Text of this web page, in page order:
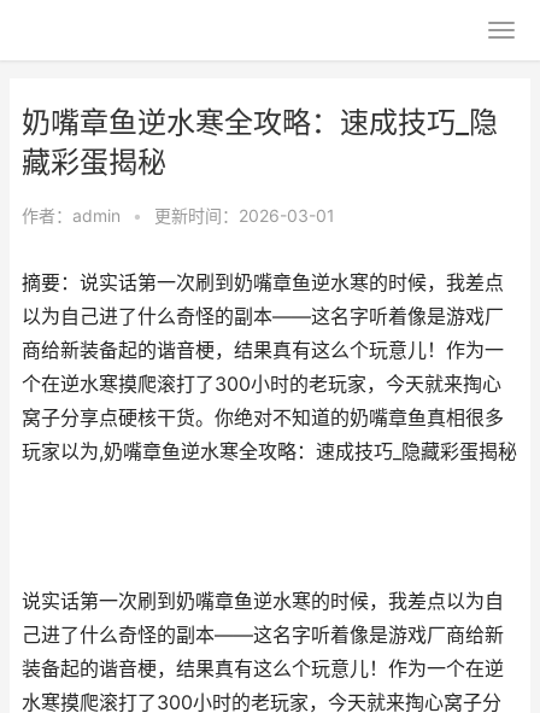
奶嘴章鱼逆水寒全攻略：速成技巧_隐
藏彩蛋揭秘
作者： admin • 更新时间：2026-03-01
摘要：说实话第一次刷到奶嘴章鱼逆水寒的时候，我差点
以为自己进了什么奇怪的副本——这名字听着像是游戏厂
商给新装备起的谐音梗，结果真有这么个玩意儿！作为一
个在逆水寒摸爬滚打了300小时的老玩家，今天就来掏心
窝子分享点硬核干货。你绝对不知道的奶嘴章鱼真相很多
玩家以为,奶嘴章鱼逆水寒全攻略：速成技巧_隐藏彩蛋揭秘
说实话第一次刷到奶嘴章鱼逆水寒的时候，我差点以为自
己进了什么奇怪的副本——这名字听着像是游戏厂商给新
装备起的谐音梗，结果真有这么个玩意儿！作为一个在逆
水寒摸爬滚打了300小时的老玩家，今天就来掏心窝子分